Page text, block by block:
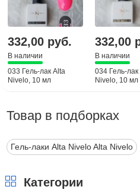
332,00 руб.
В наличии
033 Гель-лак Alta
Nivelo, 10 мл
332,00
В наличии
034 Гель-лак
Nivelo, 10 мл
Товар в подборках
Гель-лаки Alta Nivelo Alta Nivelo
Категории